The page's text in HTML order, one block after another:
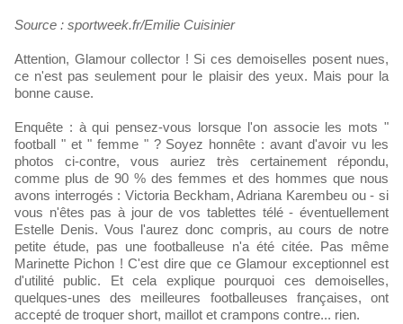
Source : sportweek.fr/Emilie Cuisinier
Attention, Glamour collector ! Si ces demoiselles posent nues,
ce n'est pas seulement pour le plaisir des yeux. Mais pour la
bonne cause.
Enquête : à qui pensez-vous lorsque l'on associe les mots "
football " et " femme " ? Soyez honnête : avant d'avoir vu les
photos ci-contre, vous auriez très certainement répondu,
comme plus de 90 % des femmes et des hommes que nous
avons interrogés : Victoria Beckham, Adriana Karembeu ou - si
vous n'êtes pas à jour de vos tablettes télé - éventuellement
Estelle Denis. Vous l'aurez donc compris, au cours de notre
petite étude, pas une footballeuse n'a été citée. Pas même
Marinette Pichon ! C'est dire que ce Glamour exceptionnel est
d'utilité public. Et cela explique pourquoi ces demoiselles,
quelques-unes des meilleures footballeuses françaises, ont
accepté de troquer short, maillot et crampons contre... rien.